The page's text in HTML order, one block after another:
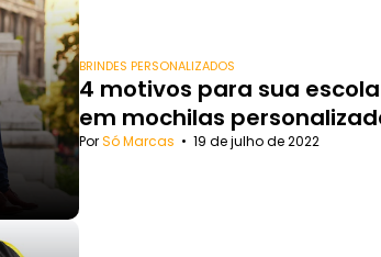
BRINDES PERSONALIZADOS
4 motivos para sua
em mochilas
PorSó Marcas • 19 de julho de 2022